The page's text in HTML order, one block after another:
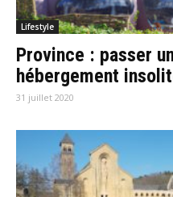
Lifestyle
Province : passer
hébergement
31 juillet 2020